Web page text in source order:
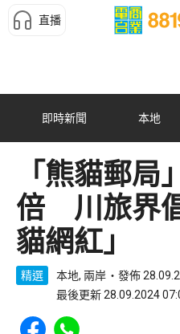
直播
即時新聞 本地
「熊貓郵局
倍 川旅界
貓網紅」
精選 本地, 兩岸
發佈
最後更新 28.09.2024
Share to Facebook
Share to WhatsApp